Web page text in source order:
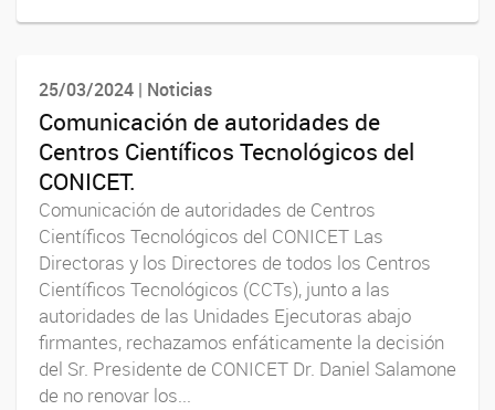
25/03/2024 | Noticias
Comunicación de autoridades de
Centros Científicos Tecnológicos del
CONICET.
Comunicación de autoridades de Centros
Científicos Tecnológicos del CONICET Las
Directoras y los Directores de todos los Centros
Científicos Tecnológicos (CCTs), junto a las
autoridades de las Unidades Ejecutoras abajo
firmantes, rechazamos enfáticamente la decisión
del Sr. Presidente de CONICET Dr. Daniel Salamone
de no renovar los...